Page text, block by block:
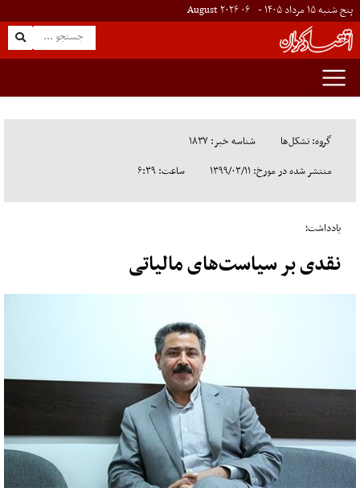
پنج شنبه ۱۵ مرداد ۱۴۰۵ - ۰۶۲۰۲۶
گروه: تشکل‌ها
شناسه خبر: ۱۸۳۷
منتشر شده در مورخ: ۱۳۹۹/۰۳/۱۱
ساعت: ۶:۳۹
یادداشت؛
نقدی بر سیاست‌های مالیاتی